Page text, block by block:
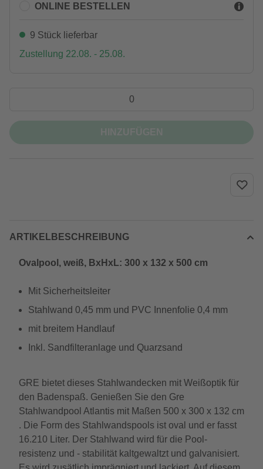
ONLINE BESTELLEN
9 Stück lieferbar
Zustellung 22.08. - 25.08.
ARTIKELBESCHREIBUNG
Ovalpool, weiß, BxHxL: 300 x 132 x 500 cm
Mit Sicherheitsleiter
Stahlwand 0,45 mm und PVC Innenfolie 0,4 mm
mit breitem Handlauf
Inkl. Sandfilteranlage und Quarzsand
GRE bietet dieses Stahlwandecken mit Weißoptik für
den Badenspaß. Genießen Sie den Gre
Stahlwandpool Atlantis mit Maßen 500 x 300 x 132 cm
. Die Form des Stahlwandspools ist oval und er fasst
16.210 Liter. Der Stahlwand wird für die Pool-
resistenz und - stabilität kaltgewaltzt und galvanisiert.